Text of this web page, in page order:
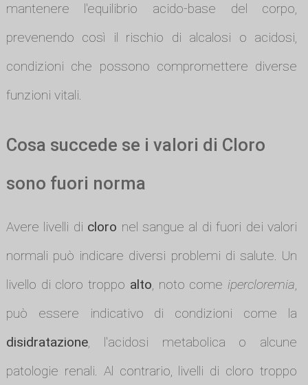
mantenere l'equilibrio acido-base del corpo,
prevenendo così il rischio di alcalosi o acidosi,
condizioni che possono compromettere diverse
funzioni vitali.
Cosa succede se i valori di Cloro
sono fuori norma
Avere livelli di cloro nel sangue al di fuori dei valori
normali può indicare diversi problemi di salute. Un
livello di cloro troppo alto, noto comeipercloremia,
può essere indicativo di condizioni come la
disidratazione, l'acidosi metabolica o alcune
patologie renali. Al contrario, livelli di cloro troppo